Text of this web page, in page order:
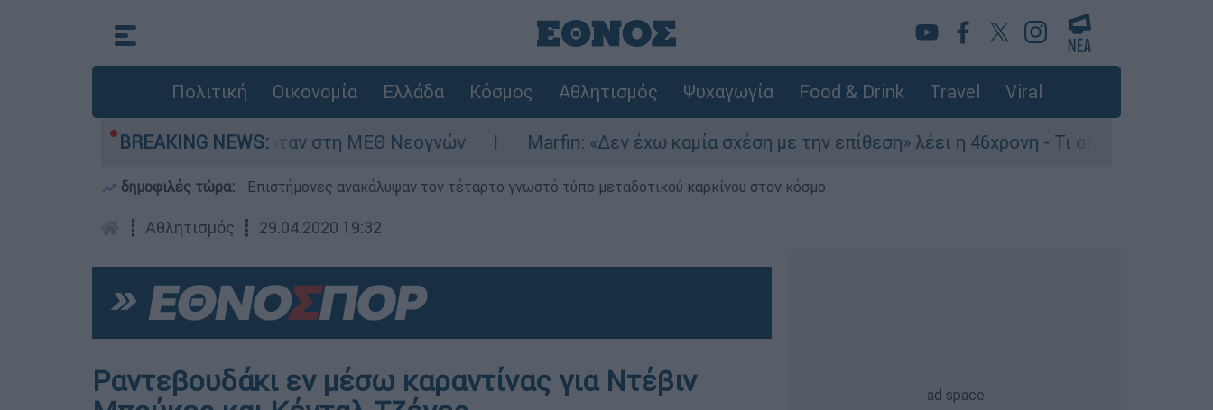
Πολιτική Οικονομία Ελλάδα Κόσμος Αθλητισμός Ψυχαγωγία Food & Drink Travel Viral
BREAKING NEWS:
8 ημερών - Νοσηλευόταν στη ΜΕΘ Νεογνών Marfin: «Δεν έχω καμία σχέση με την επίθεση» λέει η 46χρονη - Τι αποκάλυψε στους
δημοφιλές τώρα: Επιστήμονες ανακάλυψαν τον τέταρτο γνωστό τύπο μεταδοτικού καρκίνου στον κόσμο
┋ Αθλητισμός ┋ 29.04.2020 19:32
Ραντεβουδάκι εν μέσω καραντίνας για Ντέβιν